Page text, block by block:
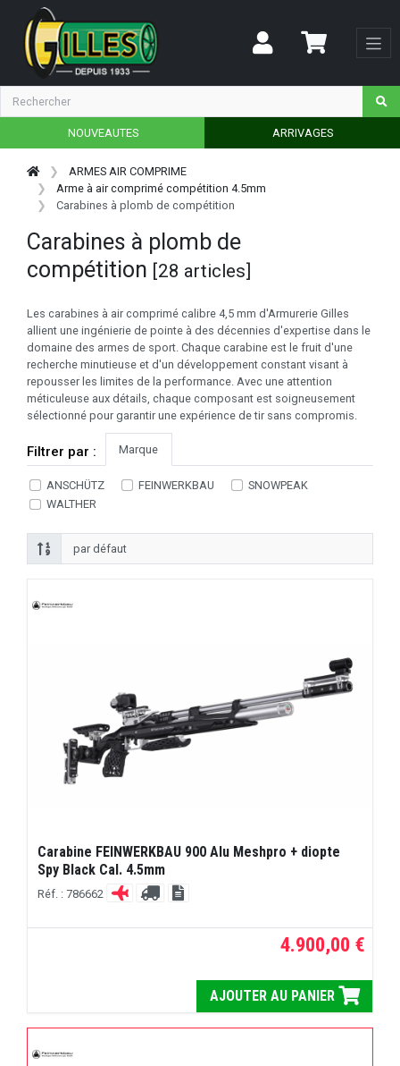
NOUVEAUTES ARRIVAGES
ARMES AIR COMPRIME
Arme à air comprimé compétition 4.5mm
Carabines à plomb de compétition
Carabines à plomb de
compétition [28 articles]
Les carabines à air comprimé calibre 4,5 mm d'Armurerie Gilles
allient une ingénierie de pointe à des décennies d'expertise dans le
domaine des armes de sport. Chaque carabine est le fruit d'une
recherche minutieuse et d'un développement constant visant à
repousser les limites de la performance. Avec une attention
méticuleuse aux détails, chaque composant est soigneusement
sélectionné pour garantir une expérience de tir sans compromis.
Filtrer par : Marque
ANSCHÜTZ FEINWERKBAU
SNOWPEAK
WALTHER
Carabine FEINWERKBAU 900 Alu Meshpro + diopte
Spy Black Cal. 4.5mm
Réf. : 786662
4.900,00 €
AJOUTER AU PANIER